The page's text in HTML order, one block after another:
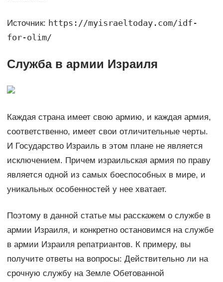
Источник: https://myisraeltoday.com/idf-
for-olim/
Служба в армии Израиля
Каждая страна имеет свою армию, и каждая армия,
соответственно, имеет свои отличительные черты.
И Государство Израиль в этом плане не является
исключением. Причем израильская армия по праву
является одной из самых боеспособных в мире, и
уникальных особенностей у нее хватает.
Поэтому в данной статье мы расскажем о службе в
армии Израиля, и конкретно остановимся на службе
в армии Израиля репатриантов. К примеру, вы
получите ответы на вопросы: Действительно ли на
срочную службу на Земле Обетованной